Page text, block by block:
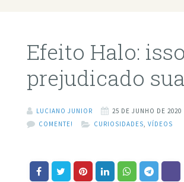
Efeito Halo:
prejudicado
LUCIANO JUNIOR
25 DE JUNHO DE 2020
COMENTE!
CURIOSIDADES VÍDEOS